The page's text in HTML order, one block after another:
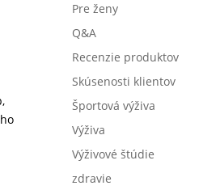
Pre ženy
Q&A
Recenzie produktov
Skúsenosti klientov
Športová výživa
Výživa
Výživové štúdie
zdravie